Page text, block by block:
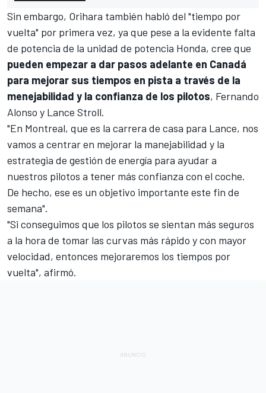
Sin embargo, Orihara también habló del "tiempo por
vuelta" por primera vez, ya que pese a la evidente falta
de potencia de la unidad de potencia Honda, cree que
pueden empezar a dar pasos adelante en Canadá
para mejorar sus tiempos en pista a través de la
menejabilidad y la confianza de los pilotos, Fernando
Alonso y Lance Stroll.
"En Montreal, que es la carrera de casa para Lance, nos
vamos a centrar en mejorar la manejabilidad y la
estrategia de gestión de energía para ayudar a
nuestros pilotos a tener más confianza con el coche.
De hecho, ese es un objetivo importante este fin de
semana".
"Si conseguimos que los pilotos se sientan más seguros
a la hora de tomar las curvas más rápido y con mayor
velocidad, entonces mejoraremos los tiempos por
vuelta", afirmó.